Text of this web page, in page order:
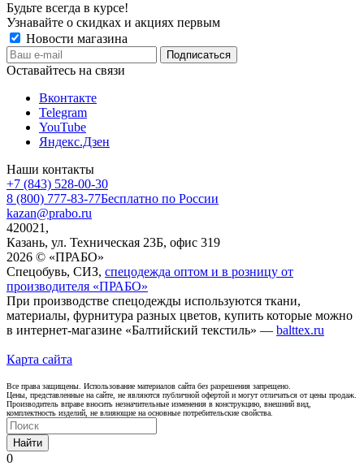
Будьте всегда в курсе!
Узнавайте о скидках и акциях первым
Новости магазина
Оставайтесь на связи
Вконтакте
Telegram
YouTube
Яндекс.Дзен
Наши контакты
+7 (843) 528-00-30
8 (800) 777-83-77Бесплатно по России
kazan@prabo.ru
420021,
Казань, ул. Техническая 23Б, офис 319
2026 © «ПРАБО»
Спецобувь, СИЗ, спецодежда оптом и в розницу от
производителя «ПРАБО»
При производстве спецодежды используются ткани,
материалы, фурнитура разных цветов, купить которые можно
в интернет-магазине «Балтийский текстиль» — balttex.ru
Карта сайта
Все права защищены. Использование материалов сайта без разрешения запрещено.
Цены, представленные на сайте, не являются публичной офертой и могут отличаться от цены продаж.
Производитель вправе вносить незначительные изменения в конструкцию, внешний вид,
комплектность изделий, не влияющие на основные потребительские свойства.
Найти
0